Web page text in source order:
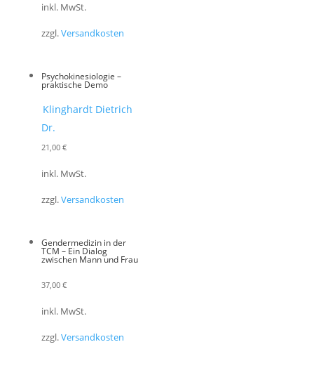
inkl. MwSt.
zzgl.Versandkosten
Psychokinesiologie –
praktische Demo
Klinghardt Dietrich
Dr.
21,00 €
inkl. MwSt.
zzgl.Versandkosten
Gendermedizin in der
TCM – Ein Dialog
zwischen Mann und Frau
37,00 €
inkl. MwSt.
zzgl.Versandkosten